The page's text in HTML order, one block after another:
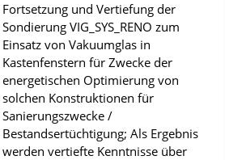
d
s
z
u
r
P
u
Fortsetzung und Vertiefung der
Sondierung VIG_SYS_RENO zum
Einsatz von Vakuumglas in
Kastenfenstern für Zwecke der
energetischen Optimierung von
solchen Konstruktionen für
Sanierungszwecke /
Bestandsertüchtigung; Als Ergebnis
werden vertiefte Kenntnisse über